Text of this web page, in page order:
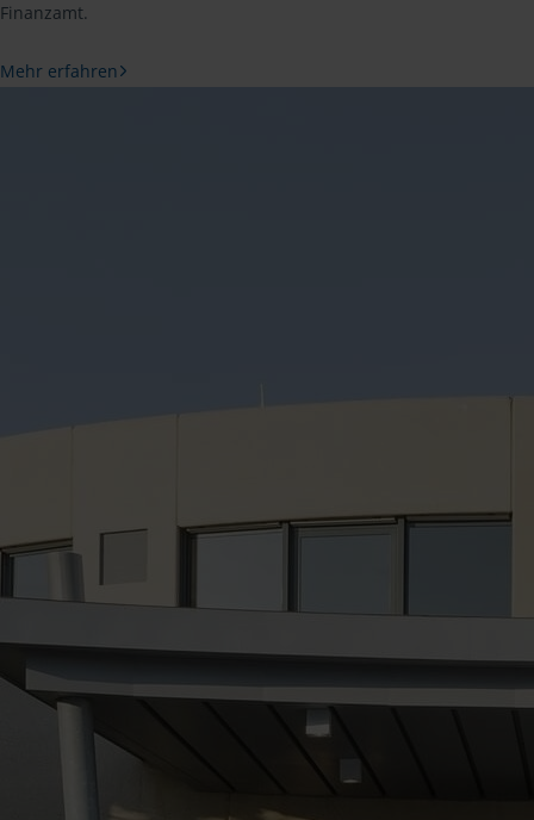
Finanzamt.
Mehr erfahren